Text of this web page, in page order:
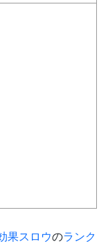
果スロウのランク